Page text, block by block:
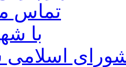
تماس
با
اسلامی